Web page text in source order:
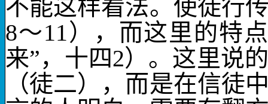
不能这样看法。使徒行
8～11），而这里的特
来”，十四2）。这里说
（徒二），而是在信徒